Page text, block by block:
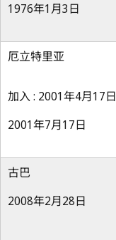
1976年1月3日
厄立特里亚
加入 : 2001年4月17日
2001年7月17日
古巴
2008年2月28日